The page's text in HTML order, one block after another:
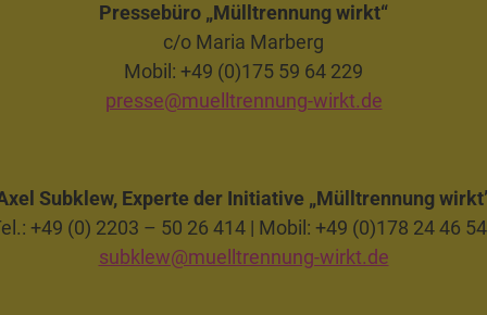
Pressebüro „Mülltrennung wirkt“
c/o Maria Marberg
Mobil: +49 (0)175 59 64 229
presse@muelltrennung-wirkt.de
Subklew, Experte der Initiative „Mülltrennung
+49 (0) 2203 – 50 26 414 | Mobil: +49 (0)178 24 46
subklew@muelltrennung-wirkt.de